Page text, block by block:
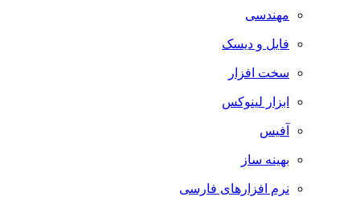
مهندسی
فایل و دیسک
سخت افزار
ابزار لینوکس
آفیس
بهینه ساز
نرم افزارهای فارسی